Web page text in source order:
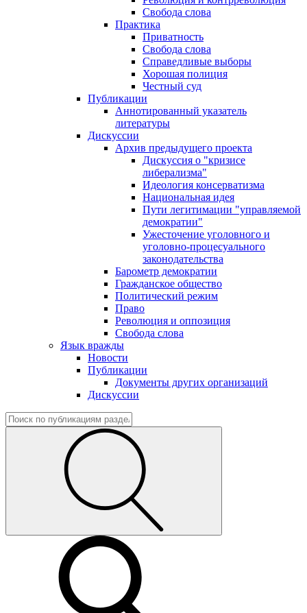
Свобода слова
Практика
Приватность
Свобода слова
Справедливые выборы
Хорошая полиция
Честный суд
Публикации
Аннотированный указатель
литературы
Дискуссии
Архив предыдущего проекта
Дискуссия о "кризисе
либерализма"
Идеология консерватизма
Национальная идея
Пути легитимации "управляемой
демократии"
Ужесточение уголовного и
уголовно-процесуального
законодательства
Барометр демократии
Гражданское общество
Политический режим
Право
Революция и оппозиция
Свобода слова
Язык вражды
Новости
Публикации
Документы других организаций
Дискуссии